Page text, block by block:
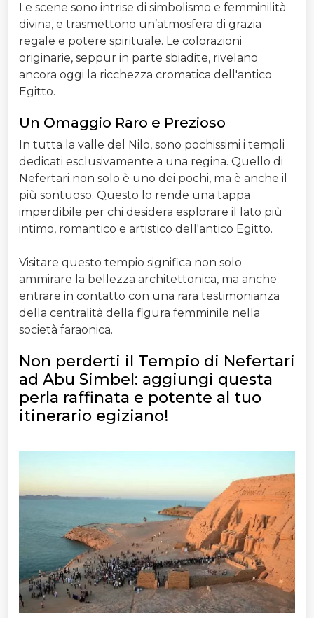
Le scene sono intrise di simbolismo e femminilità
divina, e trasmettono un’atmosfera di grazia
regale e potere spirituale. Le colorazioni
originarie, seppur in parte sbiadite, rivelano
ancora oggi la ricchezza cromatica dell'antico
Egitto.
Un Omaggio Raro e Prezioso
In tutta la valle del Nilo, sono pochissimi i templi
dedicati esclusivamente a una regina. Quello di
Nefertari non solo è uno dei pochi, ma è anche il
più sontuoso. Questo lo rende una tappa
imperdibile per chi desidera esplorare il lato più
intimo, romantico e artistico dell'antico Egitto.
Visitare questo tempio significa non solo
ammirare la bellezza architettonica, ma anche
entrare in contatto con una rara testimonianza
della centralità della figura femminile nella
società faraonica.
Non perderti il Tempio di Nefertari
ad Abu Simbel: aggiungi questa
perla raffinata e potente al tuo
itinerario egiziano!